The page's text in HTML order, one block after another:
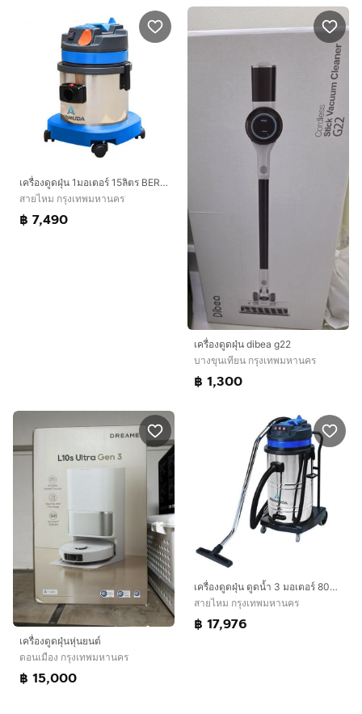
เครื่องดูดฝุ่น 1มอเตอร์ 15ลิตร BERMUDA B115
สายไหม กรุงเทพมหานคร
฿ 7,490
เครื่องดูดฝุ่น dibea g22
บางขุนเทียน กรุงเทพมหานคร
฿ 1,300
เครื่องดูดฝุ่นหุ่นยนต์
ดอนเมือง กรุงเทพมหานคร
฿ 15,000
เครื่องดูดฝุ่น ดูดน้ำ 3 มอเตอร์ 80ลิตร BERMUDA B380
สายไหม กรุงเทพมหานคร
฿ 17,976